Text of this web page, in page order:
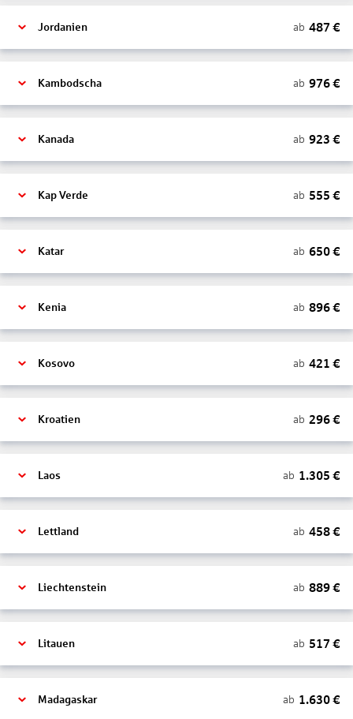
Jordanien ab 487 €
Kambodscha ab 976€
Kanada ab 923 €
Kap Verde ab 555 €
Katar ab 650€
Kenia ab 896€
Kosovo ab 421 €
Kroatien ab 296€
Laos ab 1.305 €
Lettland ab 458€
Liechtenstein ab 889€
Litauen ab 517 €
Madagaskar ab 1.630€